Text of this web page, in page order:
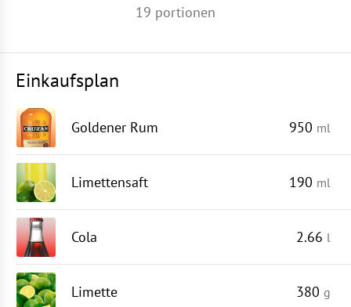
19 portionen
Einkaufsplan
Goldener Rum 950 ml
Limettensaft 190 ml
Cola 2.66 l
Limette 380 g